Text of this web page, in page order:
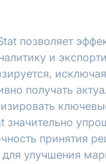
позволяет
и
получать
принятия
улучшения